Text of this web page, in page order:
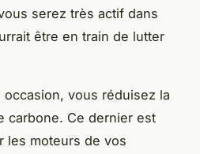
serez très actif dans
être en train de lutter
vous réduisez la
carbone. Ce dernier est
les moteurs de vos